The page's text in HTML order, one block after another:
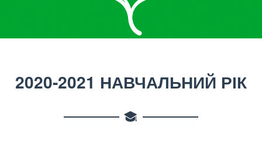
2020-2021 НАВЧАЛЬНИЙ РІК